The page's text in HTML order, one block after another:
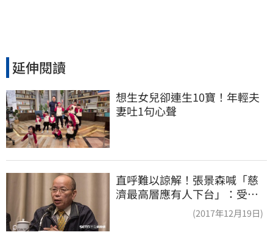
延伸閱讀
想生女兒卻連生10寶！年輕夫
妻吐1句心聲
直呼難以諒解！張景森喊「慈
濟最高層應有人下台」：受害
(2017年12月19日)